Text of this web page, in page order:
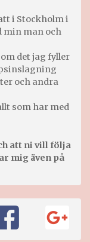
i Stockholm i
min man och
det jag fyller
och andra
som har med
att ni vill följa
mig även på